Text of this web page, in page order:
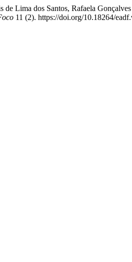
de Lima dos Santos, Rafaela
11 (2). https://doi.org/10.18264/